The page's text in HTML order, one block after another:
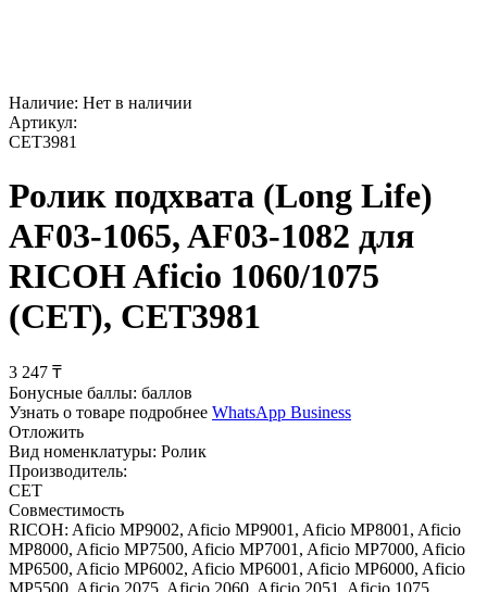
Наличие: Нет в наличии
Артикул:
CET3981
Ролик подхвата (Long Life)
AF03-1065, AF03-1082 для
RICOH Aficio 1060/1075
(CET), CET3981
3 247 ₸
Бонусные баллы: баллов
Узнать о товаре подробнее WhatsApp Business
Отложить
Вид номенклатуры: Ролик
Производитель:
CET
Совместимость
RICOH: Aficio MP9002, Aficio MP9001, Aficio MP8001, Aficio
MP8000, Aficio MP7500, Aficio MP7001, Aficio MP7000, Aficio
MP6500, Aficio MP6002, Aficio MP6001, Aficio MP6000, Aficio